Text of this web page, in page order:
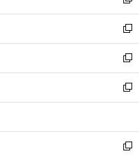
開
く
ウ
で
開
く
ン
ド
ウ
で
開
く
ウ
ィ
ン
ド
ウ
で
開
し
い
ウ
ィ
ン
ド
ウ
開
く
新
し
い
ウ
ィ
ン
ウ
で
新
し
い
ウ
ン
ド
新
し
ウ
ィ
新